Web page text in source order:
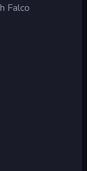
Falco